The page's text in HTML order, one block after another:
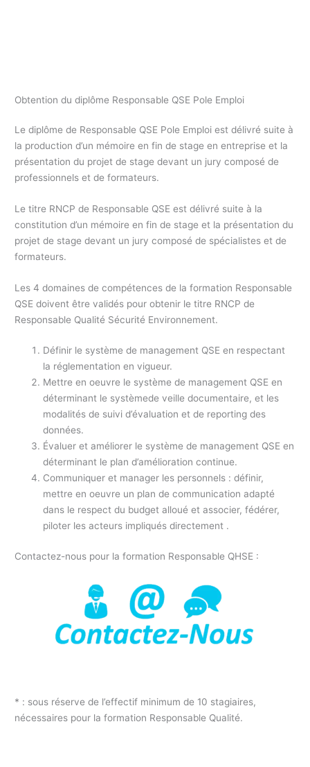
Obtention du diplôme Responsable QSE Pole Emploi
Le diplôme de Responsable QSE Pole Emploi est délivré suite à
la production d’un mémoire en fin de stage en entreprise et la
présentation du projet de stage devant un jury composé de
professionnels et de formateurs.
Le titre RNCP de Responsable QSE est délivré suite à la
constitution d’un mémoire en fin de stage et la présentation du
projet de stage devant un jury composé de spécialistes et de
formateurs.
Les 4 domaines de compétences de la formation Responsable
QSE doivent être validés pour obtenir le titre RNCP de
Responsable Qualité Sécurité Environnement.
Définir le système de management QSE en respectant
la réglementation en vigueur.
Mettre en oeuvre le système de management QSE en
déterminant le systèmede veille documentaire, et les
modalités de suivi d’évaluation et de reporting des
données.
Évaluer et améliorer le système de management QSE en
déterminant le plan d’amélioration continue.
Communiquer et manager les personnels : définir,
mettre en oeuvre un plan de communication adapté
dans le respect du budget alloué et associer, fédérer,
piloter les acteurs impliqués directement .
Contactez-nous pour la formation Responsable QHSE :
* : sous réserve de l’effectif minimum de 10 stagiaires,
nécessaires pour la formation Responsable Qualité.